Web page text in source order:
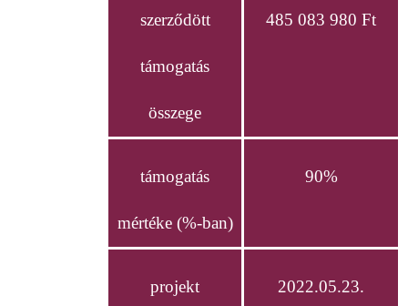
szerződött
támogatás
összege
485 083 980 Ft
támogatás
mértéke (%-ban)
90%
projekt 2022.05.23.